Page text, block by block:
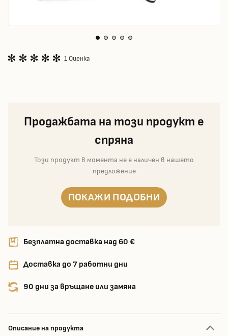
1 Оценка
Продажбата на този продукт е
спряна
Този продукт в момента не е наличен в нашето
предложение
ПОКАЖИ ПОДОБНИ
Безплатна доставка над 60 €
Доставка до 7 работни дни
90 дни за връщане или замяна
Описание на продукта